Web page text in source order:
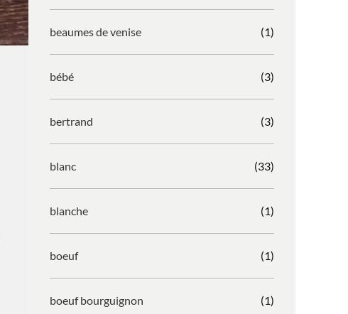
beaumes de venise (1)
bébé (3)
bertrand (3)
blanc (33)
blanche (1)
boeuf (1)
boeuf bourguignon (1)